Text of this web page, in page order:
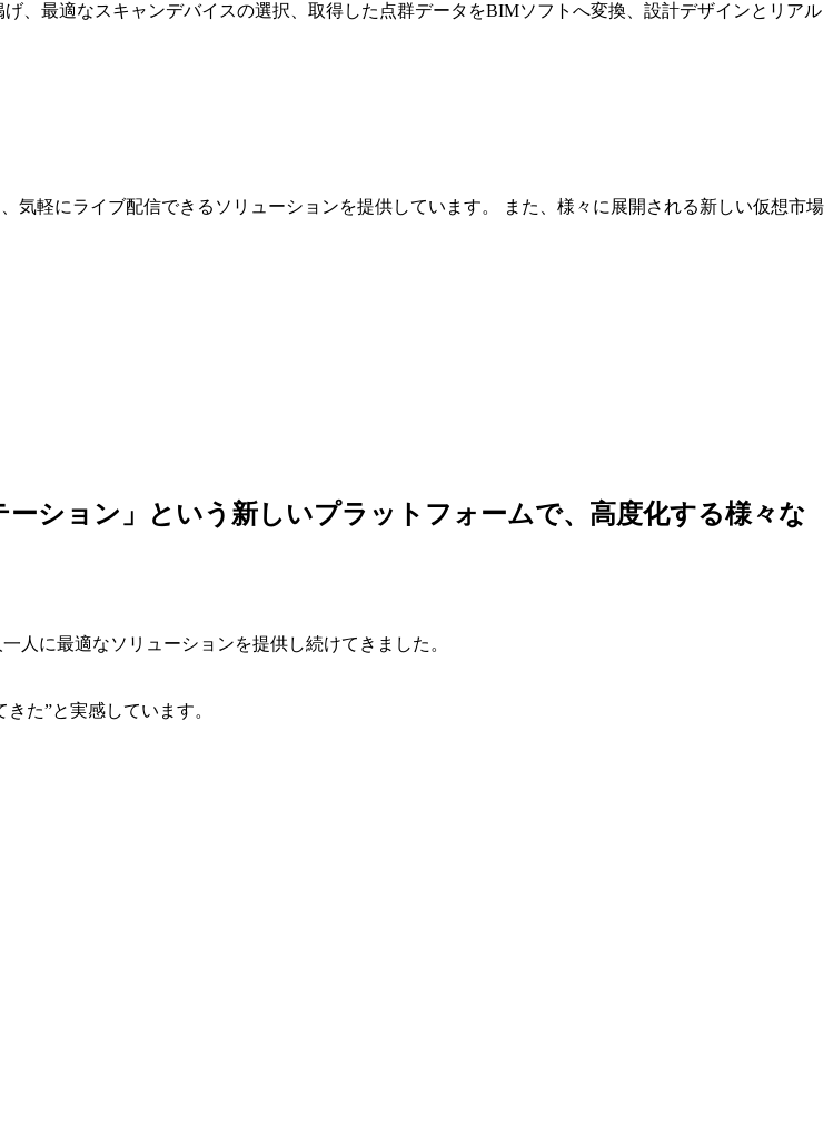
、最適なスキャンデバイスの選択、取得した点群データをBIMソフトへ変換、設計デザインとリアル
軽にライブ配信できるソリューションを提供しています。 また、様々に展開される新しい仮想市場
ション」という新しいプラットフォームで、高度化する様々な
人に最適なソリューションを提供し続けてきました。
た”と実感しています。